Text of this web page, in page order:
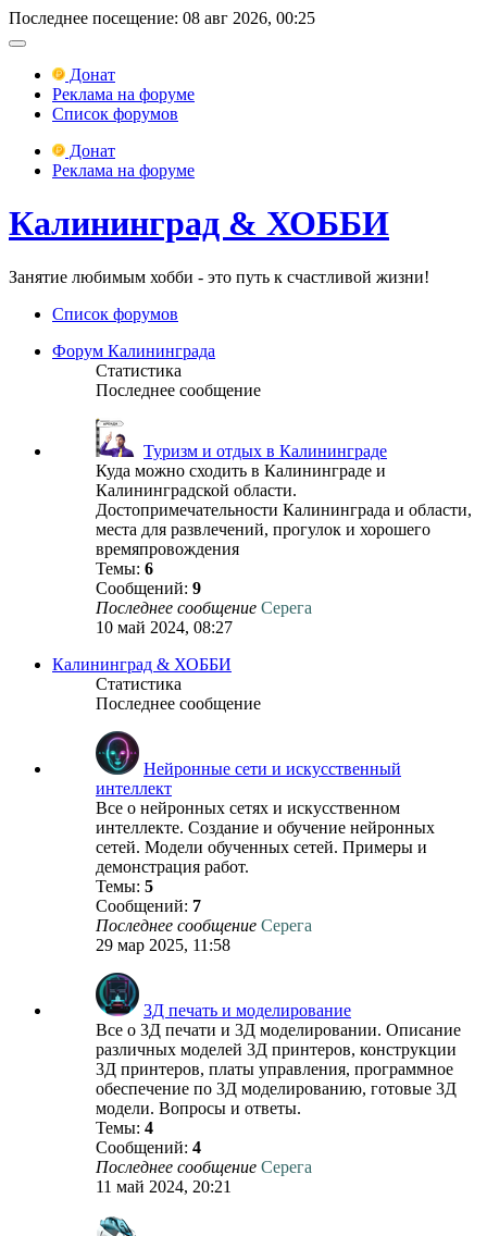
Последнее посещение: 08 авг 2026, 00:25
Донат
Реклама на форуме
Список форумов
Донат
Реклама на форуме
Калининград & ХОББИ
Занятие любимым хобби - это путь к счастливой жизни!
Список форумов
Форум Калининграда
Статистика
Последнее сообщение
Туризм и отдых в Калининграде
Куда можно сходить в Калининграде и
Калининградской области.
Достопримечательности Калининграда и области,
места для развлечений, прогулок и хорошего
времяпровождения
Темы: 6
Сообщений: 9
Последнее сообщение Серега
10 май 2024, 08:27
Калининград & ХОББИ
Статистика
Последнее сообщение
Нейронные сети и искусственный
интеллект
Все о нейронных сетях и искусственном
интеллекте. Создание и обучение нейронных
сетей. Модели обученных сетей. Примеры и
демонстрация работ.
Темы: 5
Сообщений: 7
Последнее сообщение Серега
29 мар 2025, 11:58
3Д печать и моделирование
Все о 3Д печати и 3Д моделировании. Описание
различных моделей 3Д принтеров, конструкции
3Д принтеров, платы управления, программное
обеспечение по 3Д моделированию, готовые 3Д
модели. Вопросы и ответы.
Темы: 4
Сообщений: 4
Последнее сообщение Серега
11 май 2024, 20:21